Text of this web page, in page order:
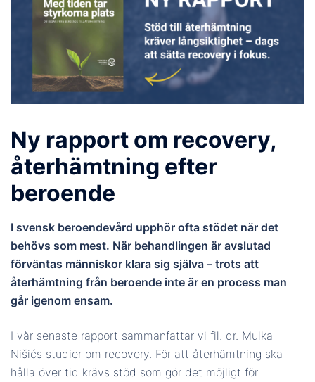
Ny rapport om recovery,
återhämtning efter
beroende
I svensk beroendevård upphör ofta stödet när det
behövs som mest. När behandlingen är avslutad
förväntas människor klara sig själva – trots att
återhämtning från beroende inte är en process man
går igenom ensam.
I vår senaste rapport sammanfattar vi fil. dr. Mulka
Nišićs studier om recovery. För att återhämtning ska
hålla över tid krävs stöd som gör det möjligt för